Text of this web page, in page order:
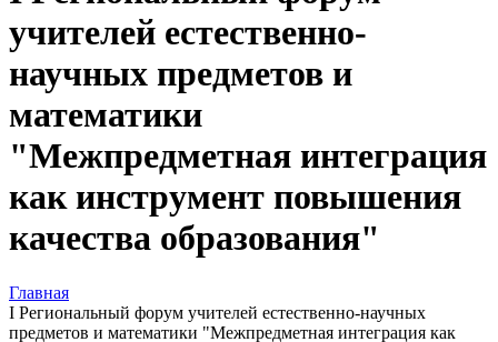
учителей естественно-
научных предметов и
математики
"Межпредметная интеграция
как инструмент повышения
качества образования"
Главная
I Региональный форум учителей естественно-научных
предметов и математики "Межпредметная интеграция как